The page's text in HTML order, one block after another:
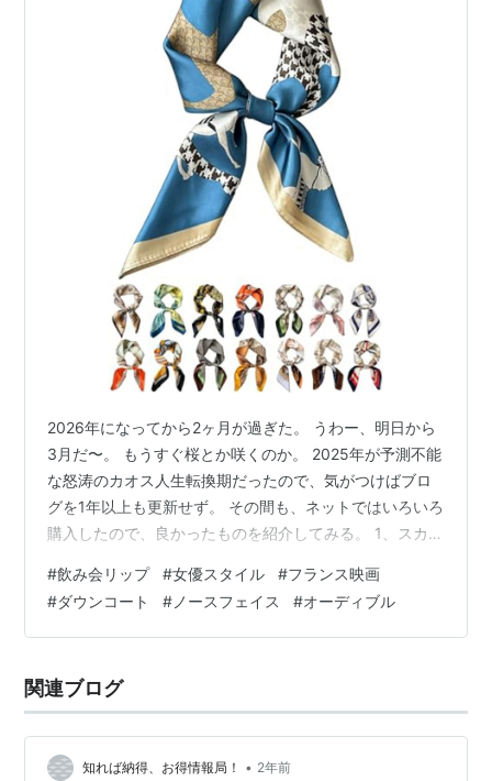
2026年になってから2ヶ月が過ぎた。 うわー、明日から
3月だ〜。 もうすぐ桜とか咲くのか。 2025年が予測不能
な怒涛のカオス人生転換期だったので、気がつけばブロ
グを1年以上も更新せず。 その間も、ネットではいろいろ
購入したので、良かったものを紹介してみる。 1、スカー
ど、7か月ぶりにパーマをかけ直した。 そしたら、人生
はつのおでこの半分の前髪になった。 ワンカールしてい
るので、1960年代の女優さんみたいになってレトロなレ
フを買って頭にいろいろ巻いて楽しもうと思って、
Amazonでこ…
#飲み会リップ #女優スタイル #フランス映画
#ダウンコート # ノースフェイス #オーディブル
関連ブログ
知れば納得、お得情報局！ • 2年前